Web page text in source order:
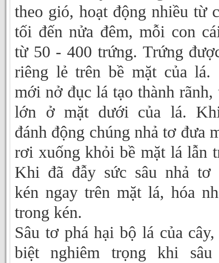
theo gió, hoạt động nhiều từ
tối đến nửa đêm, mỗi con
từ 50 - 400 trứng. Trứng
riêng lẻ trên bề mặt của lá.
mới nở đục lá tạo thành rãnh,
lớn ở mặt dưới của lá.
đánh động chúng nhả tơ đưa
rơi xuống khỏi bề mặt lá lẫn
Khi đã đẫy sức sâu nhả tơ
kén ngay trên mặt lá, hóa
trong kén.
Sâu tơ phá hại bộ lá của cây,
biệt nghiêm trọng khi sâu